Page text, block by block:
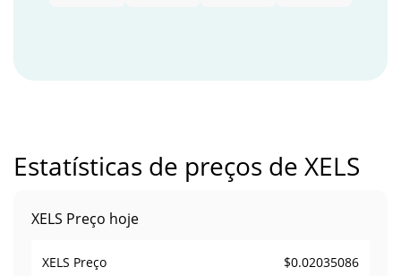
Estatísticas de preços de XELS
XELS Preço hoje
XELS Preço $0.02035086